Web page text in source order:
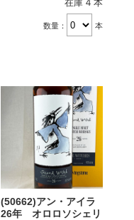
在庫 4 本
数量： 本
(50662)アン・アイラ
26年 オロロソシェリ